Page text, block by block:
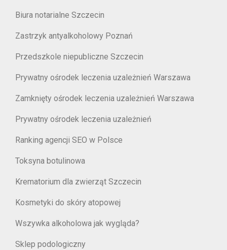
Biura notarialne Szczecin
Zastrzyk antyalkoholowy Poznań
Przedszkole niepubliczne Szczecin
Prywatny ośrodek leczenia uzależnień Warszawa
Zamknięty ośrodek leczenia uzależnień Warszawa
Prywatny ośrodek leczenia uzależnień
Ranking agencji SEO w Polsce
Toksyna botulinowa
Krematorium dla zwierząt Szczecin
Kosmetyki do skóry atopowej
Wszywka alkoholowa jak wygląda?
Sklep podologiczny